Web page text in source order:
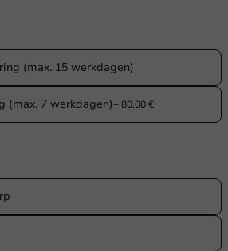
(max. 15 werkdagen)
(max. 7 werkdagen)+ 80,00 €